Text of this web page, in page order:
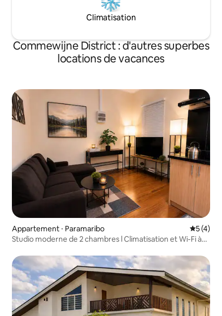
Climatisation
Commewijne District : d'autres superbes
locations de vacances
Appartement ⋅ Paramaribo
5 (4)
Studio moderne de 2 chambres l Climatisation et Wi-Fi à